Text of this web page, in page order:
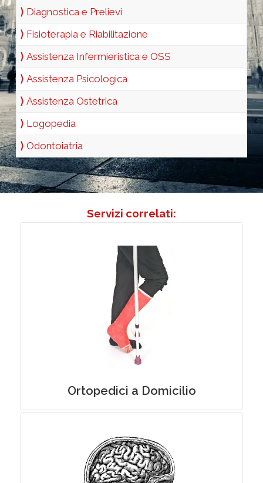
⟩ Diagnostica e Prelievi
⟩ Fisioterapia e Riabilitazione
⟩ Assistenza Infermieristica e OSS
⟩ Assistenza Psicologica
⟩ Assistenza Ostetrica
⟩ Logopedia
⟩ Odontoiatria
Servizi correlati:
Ortopedici a Domicilio
Visita Specialistica Ortopedica a
Domicilio